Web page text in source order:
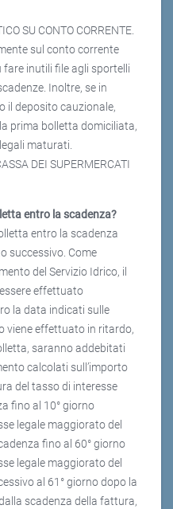
SU CONTO CORRENTE.
sul conto corrente
inutili file agli sportelli
Inoltre, se in
il deposito cauzionale,
prima bolletta domiciliata,
maturati.
DEI SUPERMERCATI
entro la scadenza?
entro la scadenza
successivo. Come
del Servizio Idrico, il
effettuato
la data indicati sulle
viene effettuato in ritardo,
saranno addebitati
calcolati sull’importo
del tasso di interesse
fino al 10° giorno
legale maggiorato del
fino al 60° giorno
legale maggiorato del
al 61° giorno dopo la
scadenza della fattura,